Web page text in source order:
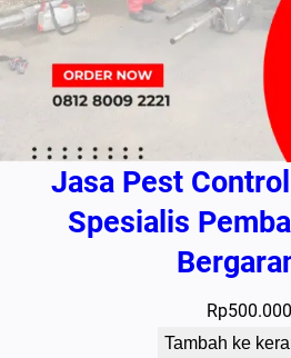
Jasa Pest
Spesialis
Rp500.000
Tambah ke